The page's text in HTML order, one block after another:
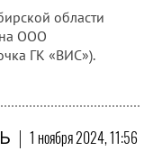
области
ООО
ГК «ВИС»).
| 1 ноября 2024, 11:56